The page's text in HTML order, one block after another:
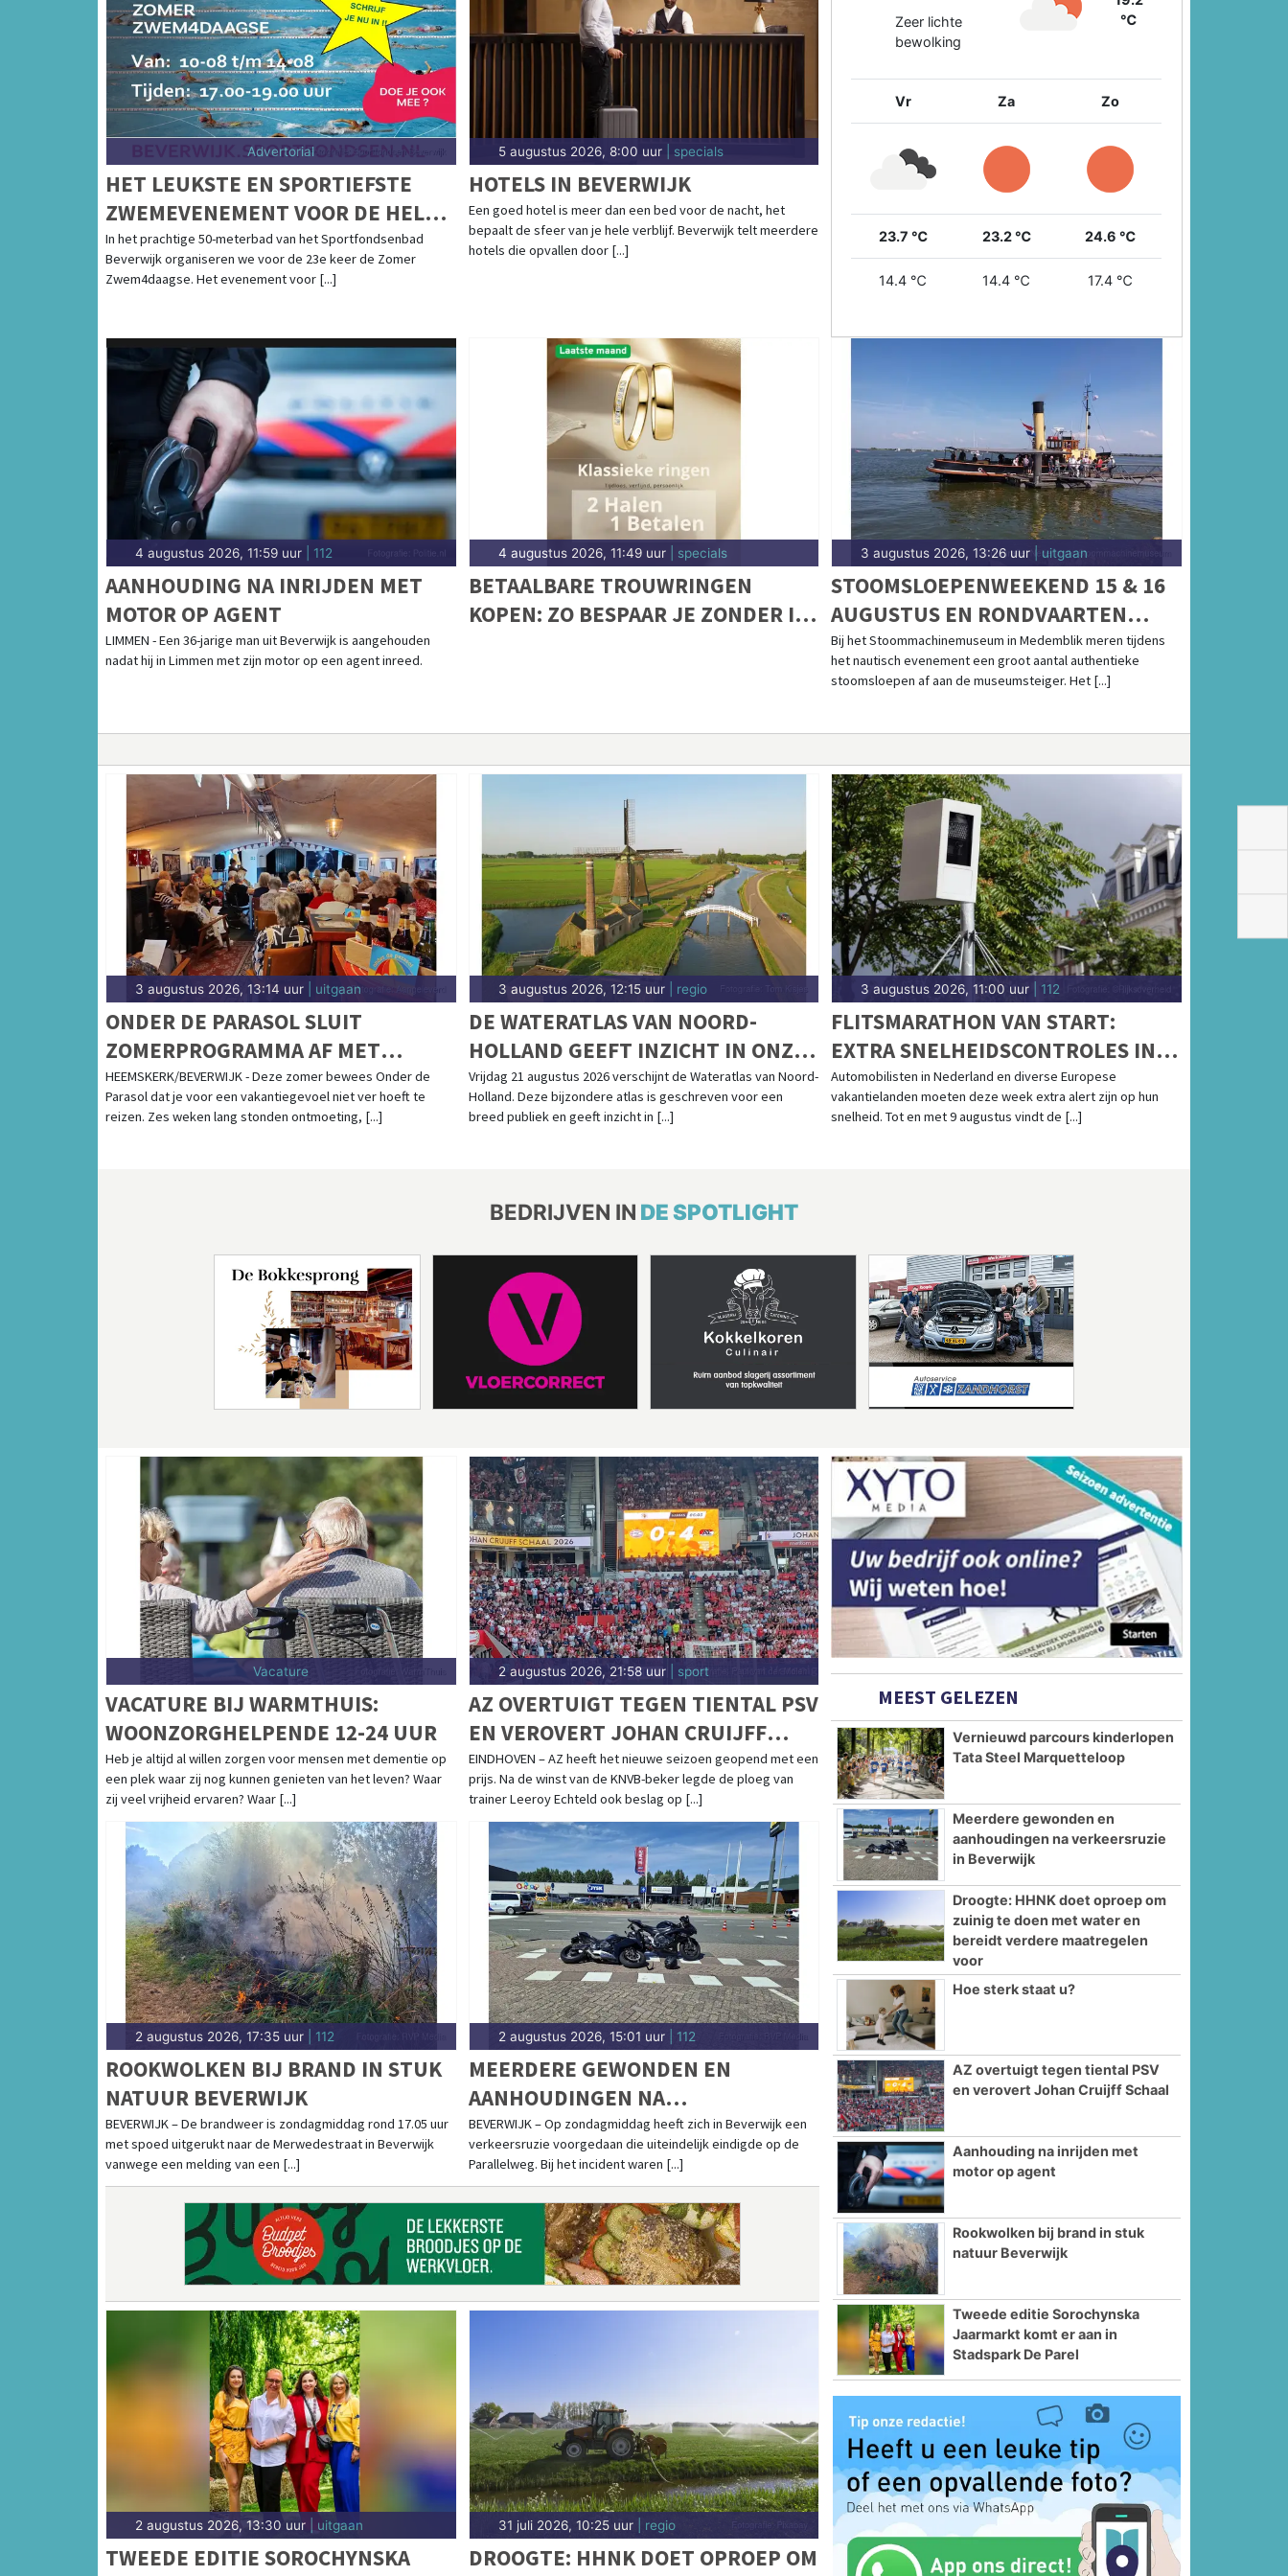
Advertorial
HET LEUKSTE EN SPORTIEFSTE
ZWEMEVENEMENT VOOR DE HELE
FAMILIE! DE ZOMER
ZWEM4DAAGSE!
In het prachtige 50-meterbad van het Sportfondsenbad
Beverwijk organiseren we voor de 23e keer de Zomer
Zwem4daagse. Het evenement voor [...]
5 augustus 2026, 8:00 uur| specials
HOTELS IN BEVERWIJK
Een goed hotel is meer dan een bed voor de nacht, het
bepaalt de sfeer van je hele verblijf. Beverwijk telt meerdere
hotels die opvallen door [...]
℃
Zeer lichte
bewolking
Vr Za Zo
23.7 ℃ 23.2 ℃ 24.6 ℃
14.4 ℃ 14.4 ℃ 17.4 ℃
4 augustus 2026, 11:59 uur | 112
AANHOUDING NA INRIJDEN MET
MOTOR OP AGENT
LIMMEN - Een 36-jarige man uit Beverwijk is aangehouden
nadat hij in Limmen met zijn motor op een agent inreed.
4 augustus 2026, 11:49 uur| specials
BETAALBARE TROUWRINGEN
KOPEN: ZO BESPAAR JE ZONDER IN
3 augustus 2026, 13:26 uur | uitgaan
STOOMSLOEPENWEEKEND 15 & 16
AUGUSTUS EN RONDVAARTEN
IJSSELMEER
Bij het Stoommachinemuseum in Medemblik meren tijdens
het nautisch evenement een groot aantal authentieke
stoomsloepen af aan de museumsteiger. Het [...]
3 augustus 2026, 13:14 uur | uitgaan
ONDER DE PARASOL SLUIT
ZOMERPROGRAMMA AF MET
INSPIRERENDE LAATSTE WEEK
HEEMSKERK/BEVERWIJK - Deze zomer bewees Onder de
Parasol dat je voor een vakantiegevoel niet ver hoeft te
reizen. Zes weken lang stonden ontmoeting, [...]
3 augustus 2026, 12:15 uur| regio
DE WATERATLAS VAN NOORD-
HOLLAND GEEFT INZICHT IN ONZE
RELATIE MET WATER
Vrijdag 21 augustus 2026 verschijnt de Wateratlas van Noord-
Holland. Deze bijzondere atlas is geschreven voor een
breed publiek en geeft inzicht in [...]
3 augustus 2026, 11:00 uur | 112
FLITSMARATHON VAN START:
EXTRA SNELHEIDSCONTROLES IN
NEDERLAND EN POPULAIRE
VAKANTIELANDEN
Automobilisten in Nederland en diverse Europese
vakantielanden moeten deze week extra alert zijn op hun
snelheid. Tot en met 9 augustus vindt de [...]
BEDRIJVEN IN DE SPOTLIGHT
Vacature
VACATURE BIJ WARMTHUIS:
WOONZORGHELPENDE 12-24 UUR
Heb je altijd al willen zorgen voor mensen met dementie op
een plek waar zij nog kunnen genieten van het leven? Waar
zij veel vrijheid ervaren? Waar [...]
2 augustus 2026, 21:58 uur| sport
AZ OVERTUIGT TEGEN TIENTAL PSV
EN VEROVERT JOHAN CRUIJFF
SCHAAL
EINDHOVEN – AZ heeft het nieuwe seizoen geopend met een
prijs. Na de winst van de KNVB-beker legde de ploeg van
trainer Leeroy Echteld ook beslag op [...]
2 augustus 2026, 17:35 uur | 112
ROOKWOLKEN BIJ BRAND IN STUK
NATUUR BEVERWIJK
BEVERWIJK – De brandweer is zondagmiddag rond 17.05 uur
met spoed uitgerukt naar de Merwedestraat in Beverwijk
vanwege een melding van een [...]
2 augustus 2026, 15:01 uur| 112
MEERDERE GEWONDEN EN
AANHOUDINGEN NA
VERKEERSRUZIE IN BEVERWIJK
BEVERWIJK – Op zondagmiddag heeft zich in Beverwijk een
verkeersruzie voorgedaan die uiteindelijk eindigde op de
Parallelweg. Bij het incident waren [...]
2 augustus 2026, 13:30 uur | uitgaan
TWEEDE EDITIE SOROCHYNSKA
31 juli 2026, 10:25 uur| regio
DROOGTE: HHNK DOET OPROEP OM
MEEST GELEZEN
Vernieuwd parcours kinderlopen
Tata Steel Marquetteloop
Meerdere gewonden en
aanhoudingen na verkeersruzie
in Beverwijk
Droogte: HHNK doet oproep om
zuinig te doen met water en
bereidt verdere maatregelen
voor
Hoe sterk staat u?
AZ overtuigt tegen tiental PSV
en verovert Johan Cruijff Schaal
Aanhouding na inrijden met
motor op agent
Rookwolken bij brand in stuk
natuur Beverwijk
Tweede editie Sorochynska
Jaarmarkt komt er aan in
Stadspark De Parel